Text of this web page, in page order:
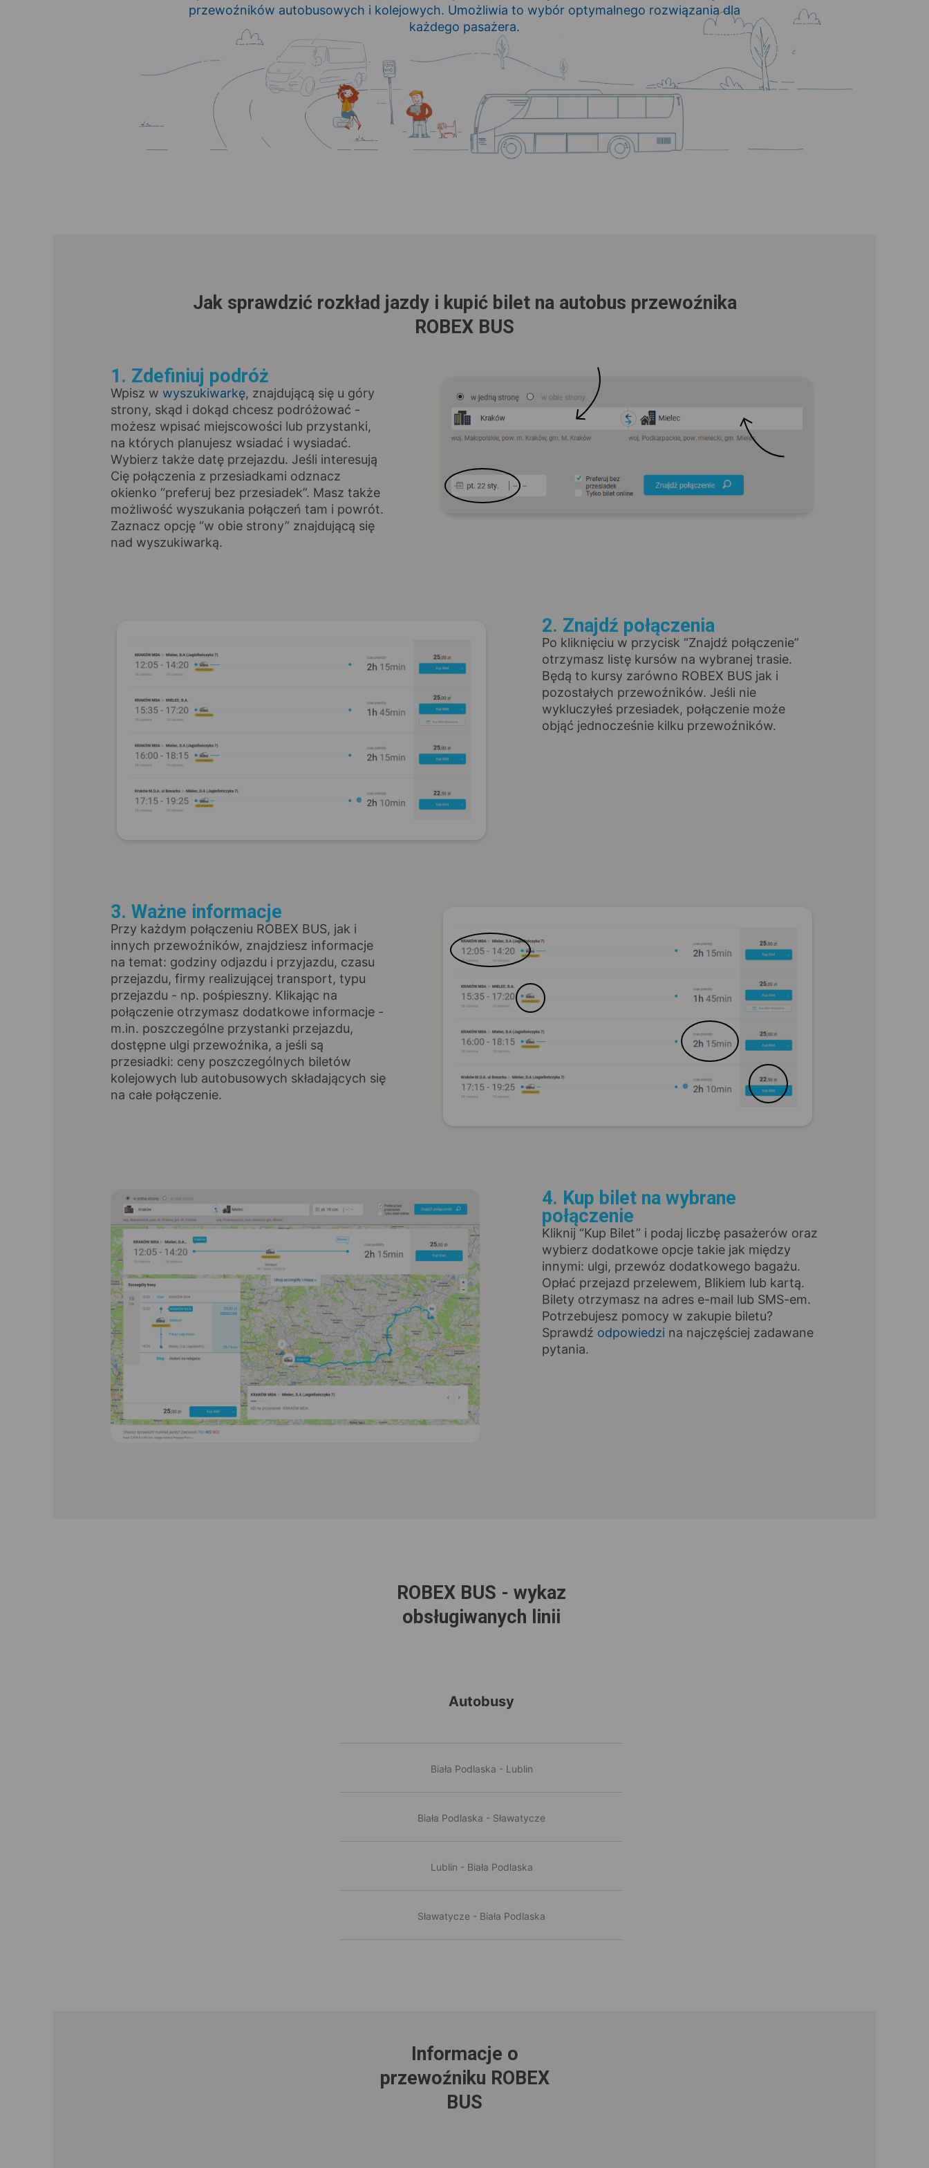
przewoźników autobusowych i kolejowych. Umożliwia to wybór optymalnego rozwiązania dla
każdego pasażera.
Jak sprawdzić rozkład jazdy i kupić bilet na autobus przewoźnika
ROBEX BUS
1. Zdefiniuj podróż
Wpisz w wyszukiwarkę, znajdującą się u góry
strony, skąd i dokąd chcesz podróżować -
możesz wpisać miejscowości lub przystanki,
na których planujesz wsiadać i wysiadać.
Wybierz także datę przejazdu. Jeśli interesują
Cię połączenia z przesiadkami odznacz
okienko “preferuj bez przesiadek”. Masz także
możliwość wyszukania połączeń tam i powrót.
Zaznacz opcję “w obie strony” znajdującą się
nad wyszukiwarką.
2. Znajdź połączenia
Po kliknięciu w przycisk “Znajdź połączenie”
otrzymasz listę kursów na wybranej trasie.
Będą to kursy zarówno ROBEX BUS jak i
pozostałych przewoźników. Jeśli nie
wykluczyłeś przesiadek, połączenie może
objąć jednocześnie kilku przewoźników.
3. Ważne informacje
Przy każdym połączeniu ROBEX BUS, jak i
innych przewoźników, znajdziesz informacje
na temat: godziny odjazdu i przyjazdu, czasu
przejazdu, firmy realizującej transport, typu
przejazdu - np. pośpieszny. Klikając na
połączenie otrzymasz dodatkowe informacje -
m.in. poszczególne przystanki przejazdu,
dostępne ulgi przewoźnika, a jeśli są
przesiadki: ceny poszczególnych biletów
kolejowych lub autobusowych składających się
na całe połączenie.
4. Kup bilet na wybrane
połączenie
Kliknij “Kup Bilet” i podaj liczbę pasażerów oraz
wybierz dodatkowe opcje takie jak między
innymi: ulgi, przewóz dodatkowego bagażu.
Opłać przejazd przelewem, Blikiem lub kartą.
Bilety otrzymasz na adres e-mail lub SMS-em.
Potrzebujesz pomocy w zakupie biletu?
Sprawdź odpowiedzi na najczęściej zadawane
pytania.
ROBEX BUS - wykaz
obsługiwanych linii
Autobusy
Biała Podlaska - Lublin
Biała Podlaska - Sławatycze
Lublin - Biała Podlaska
Sławatycze - Biała Podlaska
Informacje o
przewoźniku ROBEX
BUS